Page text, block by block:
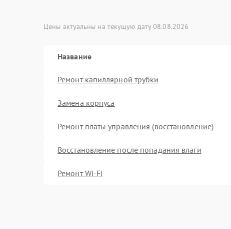
Цены актуальны на текущую дату 08.08.2026
Название
Ремонт капиллярной трубки
Замена корпуса
Ремонт платы управления (восстановление)
Восстановление после попадания влаги
Ремонт Wi-Fi